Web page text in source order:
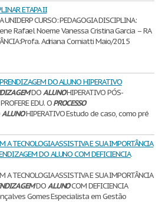
ETAPA II
UNIDERP CURSO: PEDAGOGIA DISCIPLINA:
Rafael Noeme Vanessa Cristina Garcia – RA
Adriana Corniatti Maio/2015
DO ALUNO HIPERATIVO
DOALUNOHIPERATIVO PÓS-
EDU. OPROCESSO
ALUNOHIPERATIVO Estudo de caso, como pré
A TECNOLOGIA ASSISTIVA E SUA IMPORTÂNCIA
DO ALUNO COM DEFICIENCIA
A TECNOLOGIA ASSISTIVA E SUA IMPORTÂNCIA
DOALUNOCOM DEFICIENCIA
Gomes Especialista em Gestão